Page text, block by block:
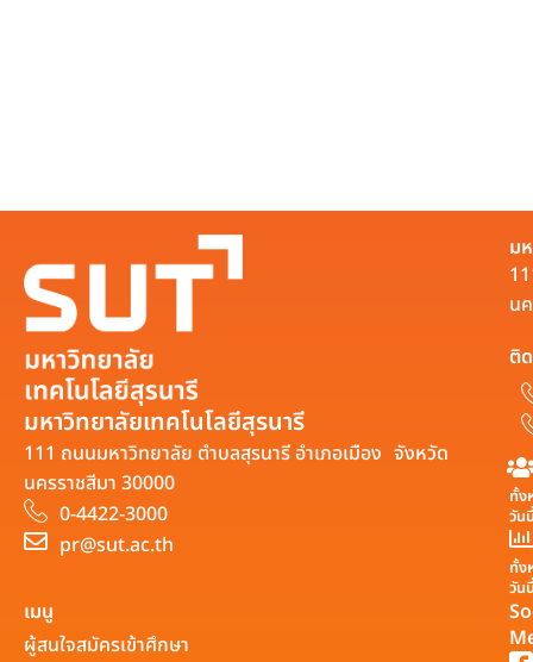
มหาวิทยาลัยเทคโนโลยีสุรนารี
111 ถนนมหาวิทยาลัย ตำบลสุรนารี อำเภอเมือง จังหวัด
นครราชสีมา 30000
0-4422-3000
pr@sut.ac.th
ม
น
ติ
ทั้ง
วัน
ทั้ง
วัน
เมนู
ผู้สนใจสมัครเข้าศึกษา